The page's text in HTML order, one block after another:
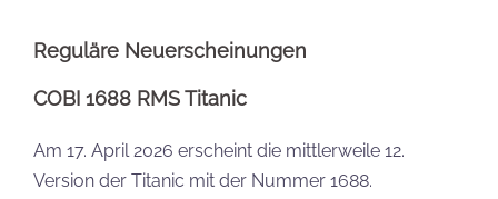
Reguläre Neuerscheinungen
COBI 1688 RMS Titanic
Am 17. April 2026 erscheint die mittlerweile 12.
Version der Titanic mit der Nummer 1688.